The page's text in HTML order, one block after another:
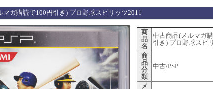
マガ購読で100円引き) プロ野球スピリッツ2011
商
品
名
中古商品(メルマガ
引き) プロ野球スピ
商
品
分
類
中古/PSP
メ